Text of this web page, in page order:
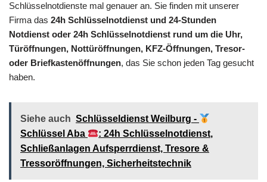
Schlüsselnotdienste mal genauer an. Sie finden mit unserer
Firma das 24h Schlüsselnotdienst und 24-Stunden
Notdienst oder 24h Schlüsselnotdienst rund um die Uhr,
Türöffnungen, Nottüröffnungen, KFZ-Öffnungen, Tresor-
oder Briefkastenöffnungen, das Sie schon jeden Tag gesucht
haben.
Siehe auch Schlüsseldienst Weilburg -
Schlüssel Aba
: 24h Schlüsselnotdienst,
Schließanlagen Aufsperrdienst, Tresore &
Tressoröffnungen, Sicherheitstechnik